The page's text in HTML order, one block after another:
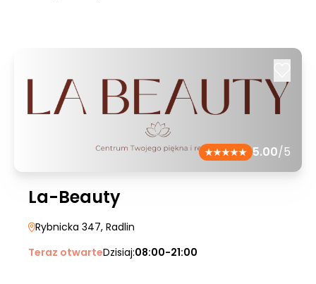
5.00/5
La-Beauty
Rybnicka 347, Radlin
Teraz otwarteDzisiaj:08:00-21:00